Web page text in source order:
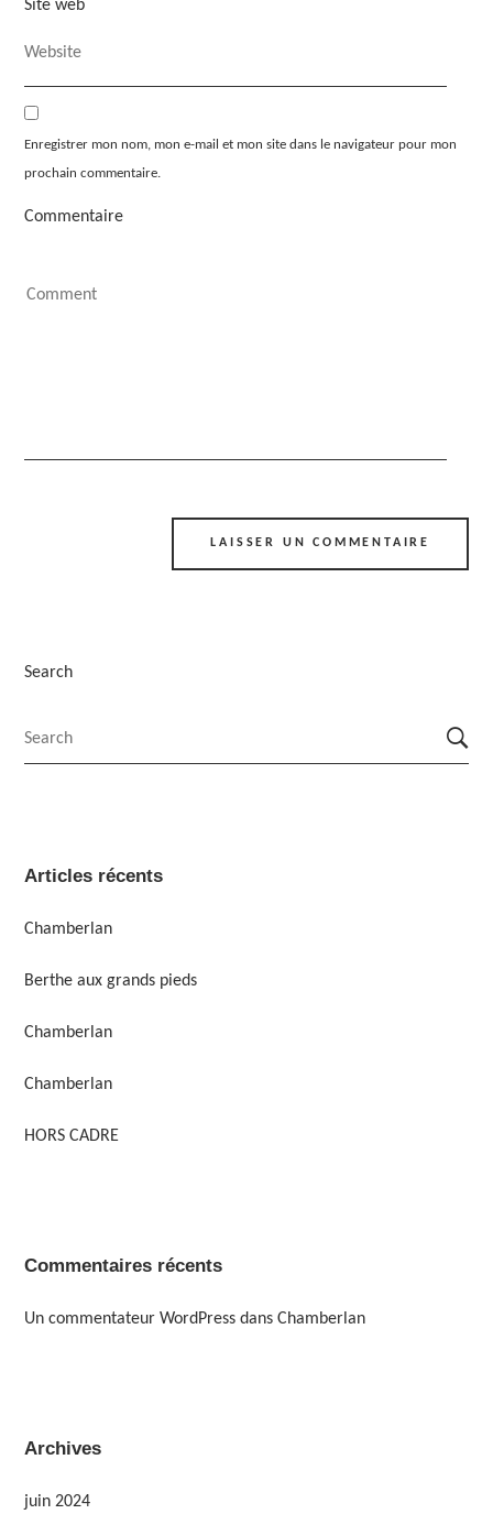
Site web
Enregistrer mon nom, mon e-mail et mon site dans le navigateur pour mon
prochain commentaire.
Commentaire
Search
Articles récents
Chamberlan
Berthe aux grands pieds
Chamberlan
Chamberlan
HORS CADRE
Commentaires récents
Un commentateur WordPress dans Chamberlan
Archives
juin 2024